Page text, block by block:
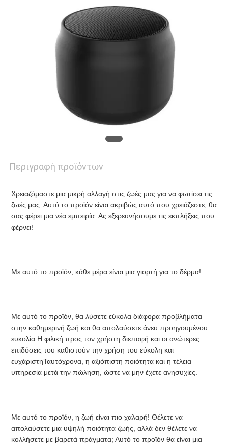
ΕΙΔΉΣΕΙΣ
ΠΡΟΣΦΟΡΆ
SITEMAP
Περιγραφή προϊόντων
Χρειαζόμαστε μια μικρή αλλαγή στις ζωές μας για να φωτίσει τις
ζωές μας. Αυτό το προϊόν είναι ακριβώς αυτό που χρειάζεστε, θα
σας φέρει μια νέα εμπειρία. Ας εξερευνήσουμε τις εκπλήξεις που
φέρνει!
Με αυτό το προϊόν, κάθε μέρα είναι μια γιορτή για το δέρμα!
Με αυτό το προϊόν, θα λύσετε εύκολα διάφορα προβλήματα
στην καθημερινή ζωή και θα απολαύσετε άνευ προηγουμένου
ευκολία.Η φιλική προς τον χρήστη διεπαφή και οι ανώτερες
επιδόσεις του καθιστούν την χρήση του εύκολη και
ευχάριστηΤαυτόχρονα, η αξιόπιστη ποιότητα και η τέλεια
υπηρεσία μετά την πώληση, ώστε να μην έχετε ανησυχίες.
Με αυτό το προϊόν, η ζωή είναι πιο χαλαρή! Θέλετε να
απολαύσετε μια υψηλή ποιότητα ζωής, αλλά δεν θέλετε να
κολλήσετε με βαρετά πράγματα; Αυτό το προϊόν θα είναι μια